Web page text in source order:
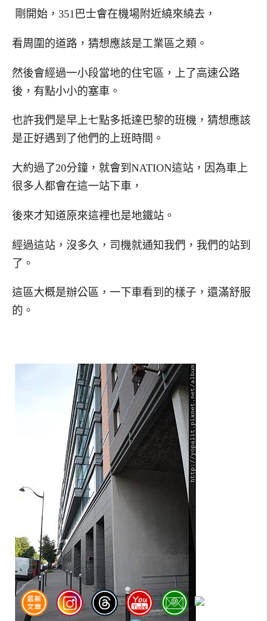
剛開始，351巴士會在機場附近繞來繞去，
看周圍的道路，猜想應該是工業區之類。
然後會經過一小段當地的住宅區，上了高速公路
後，有點小小的塞車。
也許我們是早上七點多抵達巴黎的班機，猜想應該
是正好遇到了他們的上班時間。
大約過了20分鐘，就會到NATION這站，因為車上
很多人都會在這一站下車，
後來才知道原來這裡也是地鐵站。
經過這站，沒多久，司機就通知我們，我們的站到
了。
這區大概是辦公區，一下車看到的樣子，還滿舒服
的。